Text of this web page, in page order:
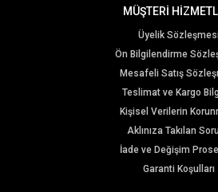
MÜŞTERİ
Üyelik Sözleşmesi
Ön Bilgilendirme
Mesafeli Satış
Teslimat ve Kargo
Kişisel Verilerin
Aklınıza Takılan
İade ve Değişim
Garanti Koşulları